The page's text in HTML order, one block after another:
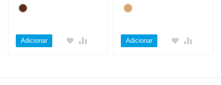
Adicionar Adicionar